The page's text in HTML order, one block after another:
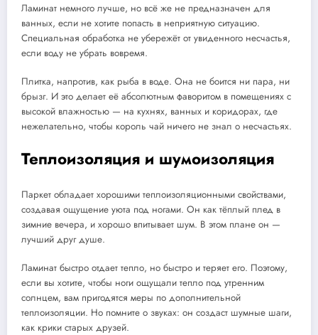
Ламинат немного лучше, но всё же не предназначен для
ванных, если не хотите попасть в неприятную ситуацию.
Специальная обработка не убережёт от увиденного несчастья,
если воду не убрать вовремя.
Плитка, напротив, как рыба в воде. Она не боится ни пара, ни
брызг. И это делает её абсолютным фаворитом в помещениях с
высокой влажностью — на кухнях, ванных и коридорах, где
нежелательно, чтобы король чай ничего не знал о несчастьях.
Теплоизоляция и шумоизоляция
Паркет обладает хорошими теплоизоляционными свойствами,
создавая ощущение уюта под ногами. Он как тёплый плед в
зимние вечера, и хорошо впитывает шум. В этом плане он —
лучший друг душе.
Ламинат быстро отдает тепло, но быстро и теряет его. Поэтому,
если вы хотите, чтобы ноги ощущали тепло под утренним
солнцем, вам пригодятся меры по дополнительной
теплоизоляции. Но помните о звуках: он создаст шумные шаги,
как крики старых друзей.